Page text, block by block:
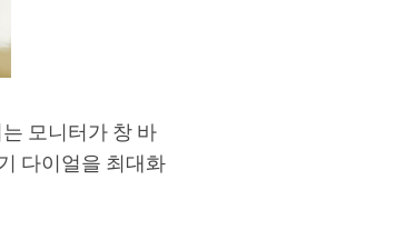
모니터가 창 바
다이얼을 최대화